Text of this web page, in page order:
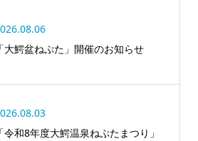
「大鰐盆ねぷた」開催のお知らせ
「令和8年度大鰐温泉ねぷたまつり」